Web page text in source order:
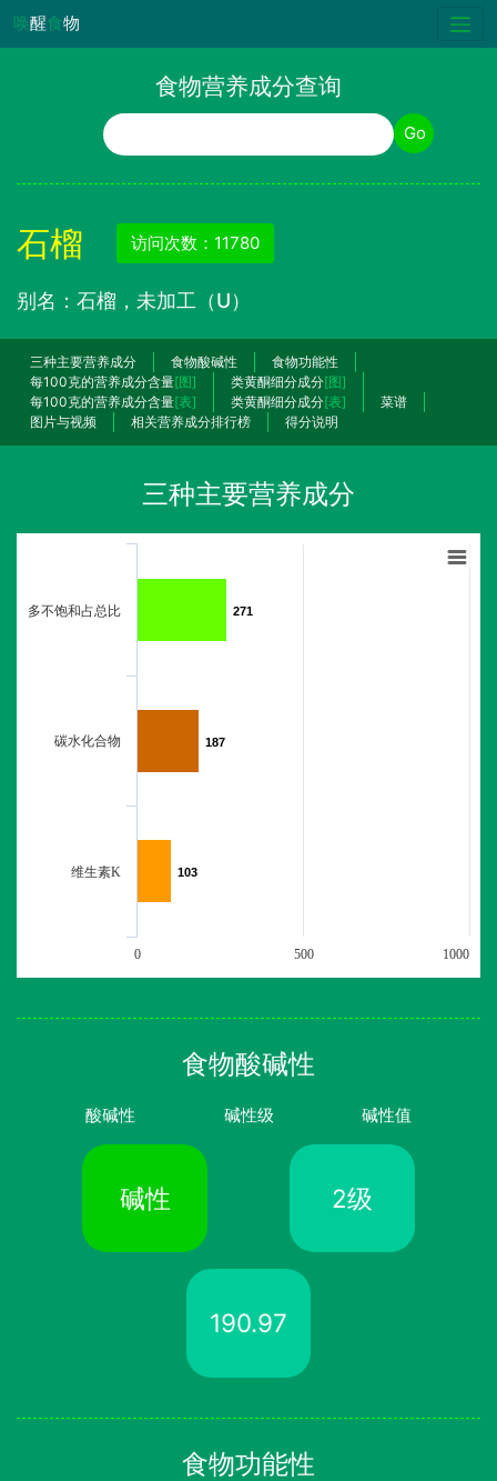
唤醒食物
食物营养成分查询
食物名称 Go
石榴 访问次数：11780
别名：石榴，未加工（U）
三种主要营养成分 食物酸碱性
食物功能性
每100克的营养成分含量[图] 类黄酮细分成分[图]
每100克的营养成分含量[表] 类黄酮细分成分[表]
菜谱
图片与视频
相关营养成分排行榜 得分说明
三种主要营养成分
271
271
187
187
103
103
多不饱和占总比
碳水化合物
维生素K
0 500 1000
食物酸碱性
酸碱性 碱性级 碱性值
碱性 2级
190.97
食物功能性